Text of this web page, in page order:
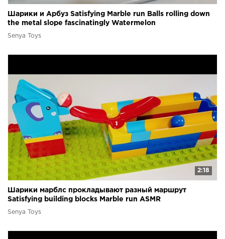
Шарики и Арбуз Satisfying Marble run Balls rolling down
the metal slope fascinatingly Watermelon
Senya Toys
2:18
Шарики марблс прокладывают разный маршрут
Satisfying building blocks Marble run ASMR
Senya Toys